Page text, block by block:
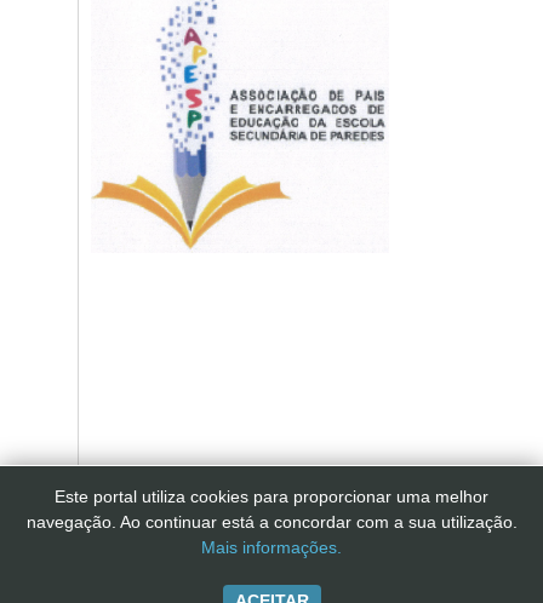
Este portal utiliza cookies para proporcionar uma melhor
navegação. Ao continuar está a concordar com a sua utilização.
Mais informações.